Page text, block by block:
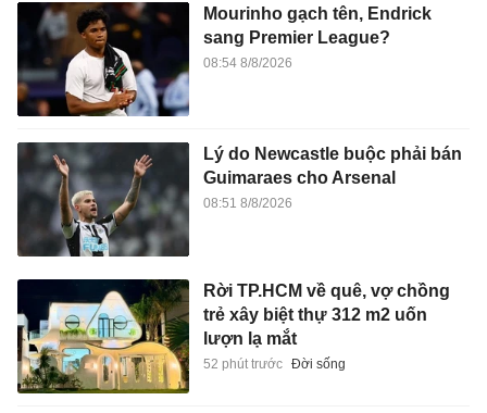
Mourinho gạch tên, Endrick
sang Premier League?
08:54 8/8/2026
Lý do Newcastle buộc phải bán
Guimaraes cho Arsenal
08:51 8/8/2026
Rời TP.HCM về quê, vợ chồng
trẻ xây biệt thự 312 m2 uốn
lượn lạ mắt
52 phút trước Đời sống